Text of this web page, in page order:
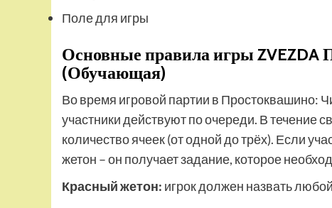
Поле для игры
Основные правила игры ZVEZDA
(Обучающая)
Во время игровой партии в Простоквашино:
участники действуют по очереди. В течение
количество ячеек (от одной до трёх). Если
жетон – он получает задание, которое
Красный жетон: игрок должен назвать